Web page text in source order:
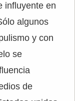
influyente en
algunos
y con
se
de